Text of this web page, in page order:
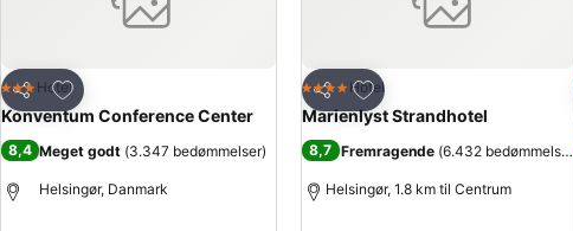
Del
Føj til favoritter
3 Stjerner
Hotel
Konventum Conference Center
8,4 Meget godt (3.347 bedømmelser)
Helsingør, Danmark
Del
Føj til favoritter
4 StjernerHotel
Marienlyst Strandhotel
8,7 Fremragende (6.432 bedømmelser
Helsingør, 1.8 km til Centrum